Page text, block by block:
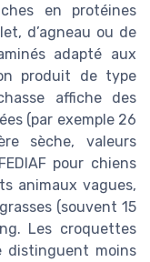
en protéines
d’agneau ou de
adapté aux
produit de type
affiche des
(par exemple 26
sèche, valeurs
pour chiens
animaux vagues,
(souvent 15
Les croquettes
distinguent moins